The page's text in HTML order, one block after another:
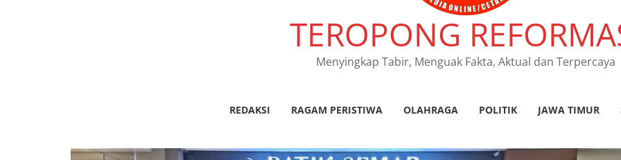
Keselamatan Jalan di Rejoso, 39
Pengendara Ditilang
SATLANTAS POLRES NGANJUK
TEROPONG
Menyingkap Tabir, Menguak Fakta, Aktual dan Terpercaya
REDAKSI RAGAM PERISTIWA OLAHRAGA POLITIK JAWA TIMUR